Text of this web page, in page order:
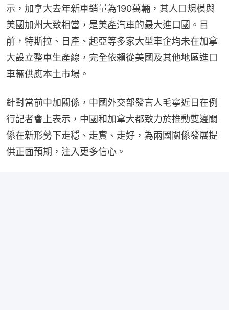
示，加拿大去年新車銷量為190萬輛，其人口規模與
美國加州大致相當，是美產汽車的最大進口國。目
前，特斯拉、日產、起亞等多家大型車企均未在加拿
大設立整車生產線，完全依賴從美國及其他地區進口
車輛供應本土市場。
針對當前中加關係，中國外交部發言人毛寧近日在例
行記者會上表示，中國和加拿大都致力於推動雙邊關
係在新形勢下走穩、走實、走好，為兩國關係發展提
供正面預期，注入更多信心。